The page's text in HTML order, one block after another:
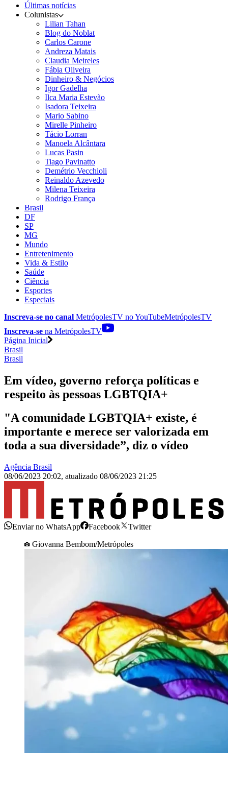
Últimas notícias
Colunistas
Lilian Tahan
Blog do Noblat
Carlos Carone
Andreza Matais
Claudia Meireles
Fábia Oliveira
Dinheiro & Negócios
Igor Gadelha
Ilca Maria Estevão
Isadora Teixeira
Mario Sabino
Mirelle Pinheiro
Tácio Lorran
Manoela Alcântara
Lucas Pasin
Tiago Pavinatto
Demétrio Vecchioli
Reinaldo Azevedo
Milena Teixeira
Rodrigo França
Brasil
DF
SP
MG
Mundo
Entretenimento
Vida & Estilo
Saúde
Ciência
Esportes
Especiais
Inscreva-se no canal MetrópolesTV noYouTubeMetrópolesTV
Inscreva-se na MetrópolesTV
Página Inicial
Brasil
Brasil
Em vídeo, governo reforça políticas e
respeito às pessoas LGBTQIA+
"A comunidade LGBTQIA+ existe, é
importante e merece ser valorizada em
toda a sua diversidade”, diz o vídeo
Agência Brasil
08/06/2023 20:02, atualizado 08/06/2023 21:25
Enviar no WhatsApp Facebook
Twitter
Giovanna Bembom/Metrópoles